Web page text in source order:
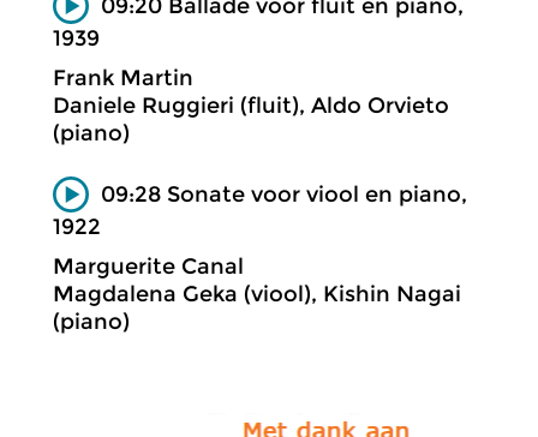
09:20 Ballade voor fluit en piano,
1939
Frank Martin
Daniele Ruggieri (fluit), Aldo Orvieto
(piano)
09:28 Sonate voor viool en piano,
1922
Marguerite Canal
Magdalena Geka (viool), Kishin Nagai
(piano)